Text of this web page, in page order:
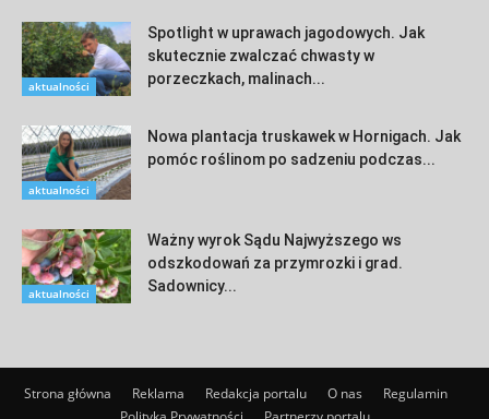
aktualności
Spotlight w uprawach jagodowych. Jak
skutecznie zwalczać chwasty w
porzeczkach, malinach...
aktualności
Nowa plantacja truskawek w Hornigach. Jak
pomóc roślinom po sadzeniu podczas...
aktualności
Ważny wyrok Sądu Najwyższego ws
odszkodowań za przymrozki i grad.
Sadownicy...
Strona główna Reklama Redakcja portalu O nas
Regulamin